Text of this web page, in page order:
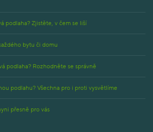
podlaha? Zjistěte, v čem se liší
bytu či domu
podlaha? Rozhodněte se správně
podlahu? Všechna pro i proti vysvětlíme
přesně pro vás